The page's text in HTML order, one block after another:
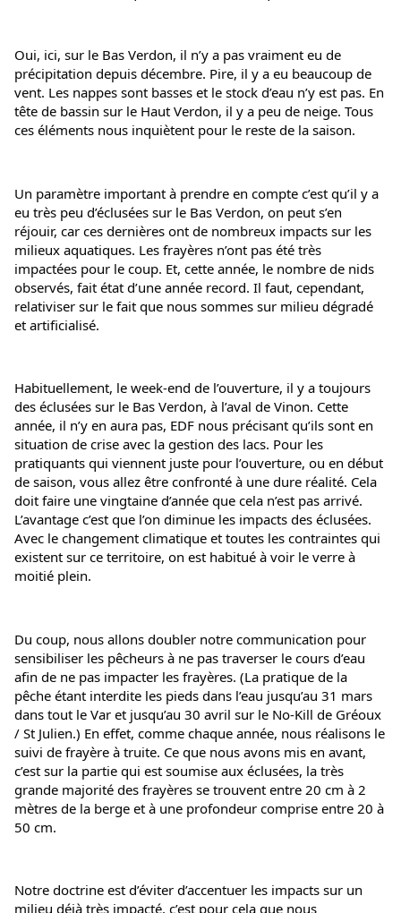
Oui, ici, sur le Bas Verdon, il n’y a pas vraiment eu de
précipitation depuis décembre. Pire, il y a eu beaucoup de
vent. Les nappes sont basses et le stock d’eau n’y est pas. En
tête de bassin sur le Haut Verdon, il y a peu de neige. Tous
ces éléments nous inquiètent pour le reste de la saison.
Un paramètre important à prendre en compte c’est qu’il y a
eu très peu d’éclusées sur le Bas Verdon, on peut s’en
réjouir, car ces dernières ont de nombreux impacts sur les
milieux aquatiques. Les frayères n’ont pas été très
impactées pour le coup. Et, cette année, le nombre de nids
observés, fait état d’une année record. Il faut, cependant,
relativiser sur le fait que nous sommes sur milieu dégradé
et artificialisé.
Habituellement, le week-end de l’ouverture, il y a toujours
des éclusées sur le Bas Verdon, à l’aval de Vinon. Cette
année, il n’y en aura pas, EDF nous précisant qu’ils sont en
situation de crise avec la gestion des lacs. Pour les
pratiquants qui viennent juste pour l’ouverture, ou en début
de saison, vous allez être confronté à une dure réalité. Cela
doit faire une vingtaine d’année que cela n’est pas arrivé.
L’avantage c’est que l’on diminue les impacts des éclusées.
Avec le changement climatique et toutes les contraintes qui
existent sur ce territoire, on est habitué à voir le verre à
moitié plein.
Du coup, nous allons doubler notre communication pour
sensibiliser les pêcheurs à ne pas traverser le cours d’eau
afin de ne pas impacter les frayères. (La pratique de la
pêche étant interdite les pieds dans l’eau jusqu’au 31 mars
dans tout le Var et jusqu’au 30 avril sur le No-Kill de Gréoux
/ St Julien.) En effet, comme chaque année, nous réalisons le
suivi de frayère à truite. Ce que nous avons mis en avant,
c’est sur la partie qui est soumise aux éclusées, la très
grande majorité des frayères se trouvent entre 20 cm à 2
mètres de la berge et à une profondeur comprise entre 20 à
50 cm.
Notre doctrine est d’éviter d’accentuer les impacts sur un
milieu déjà très impacté, c’est pour cela que nous